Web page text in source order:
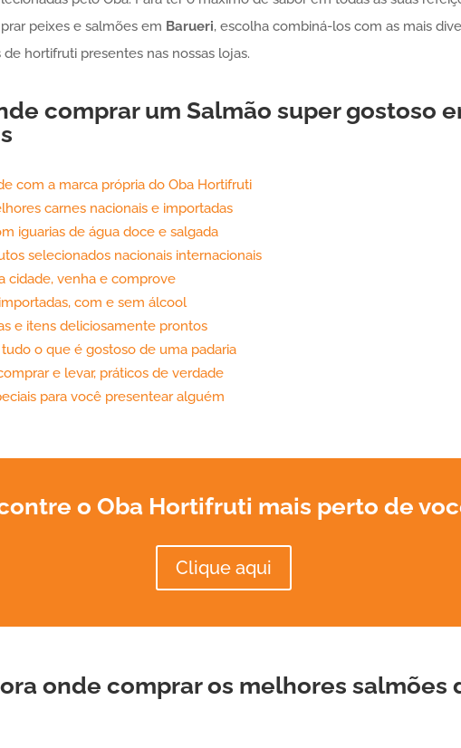
peixes e salmões em Barueri, escolha combiná-los com as mais
hortifruti presentes nas nossas lojas.
comprar um Salmão super gostoso
com a marca própria do Oba Hortifruti
carnes nacionais e importadas
iguarias de água doce e salgada
selecionados nacionais internacionais
cidade, venha e comprove
com e sem álcool
e itens deliciosamente prontos
o que é gostoso de uma padaria
e levar, práticos de verdade
para você presentear alguém
o Oba Hortifruti mais perto de
Clique aqui
onde comprar os melhores salmões